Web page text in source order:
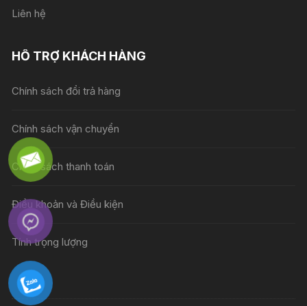
Liên hệ
HỖ TRỢ KHÁCH HÀNG
Chính sách đổi trả hàng
Chính sách vận chuyển
Chính sách thanh toán
Điều khoản và Điều kiện
Tính trọng lượng